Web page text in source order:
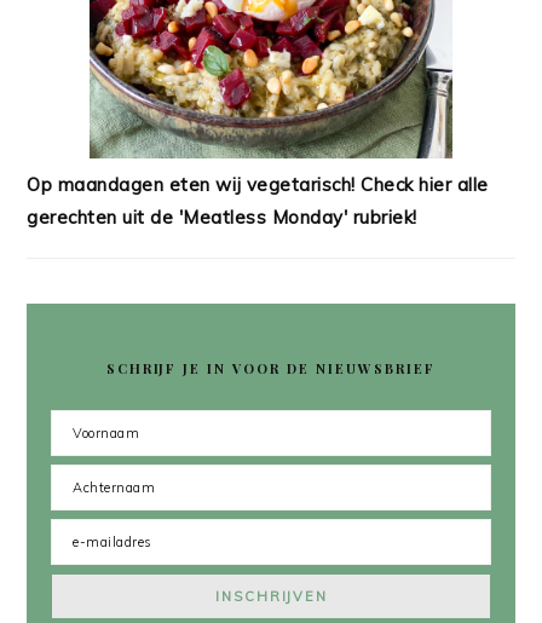
Op maandagen eten wij vegetarisch! Check hier alle
gerechten uit de 'Meatless Monday' rubriek!
SCHRIJF JE IN VOOR DE NIEUWSBRIEF